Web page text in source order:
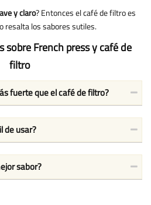
y claro? Entonces el café de filtro es
resalta los sabores sutiles.
French press y café de
filtro
fuerte que el café de filtro?
de usar?
sabor?